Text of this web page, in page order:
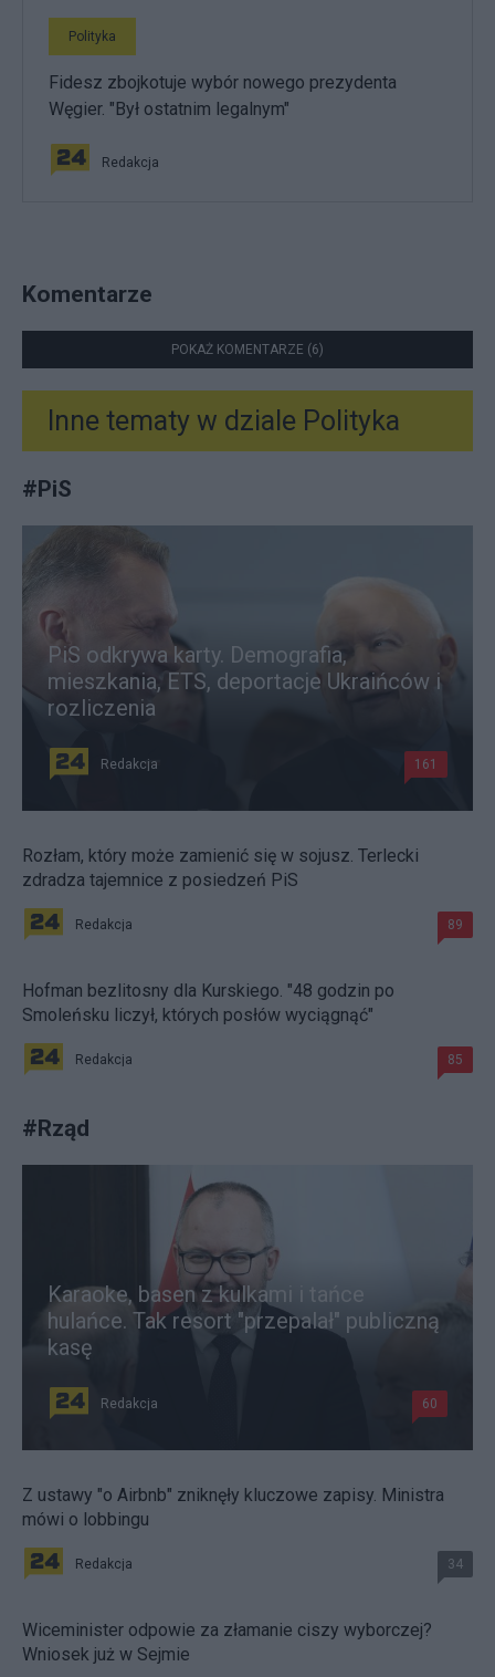
Polityka
Fidesz zbojkotuje wybór nowego prezydenta
Węgier. "Był ostatnim legalnym"
Redakcja
Komentarze
POKAŻ KOMENTARZE (6)
Inne tematy w dziale Polityka
#PiS
PiS odkrywa karty. Demografia,
mieszkania, ETS, deportacje Ukraińców i
rozliczenia
Redakcja 161
Rozłam, który może zamienić się w sojusz. Terlecki
zdradza tajemnice z posiedzeń PiS
Redakcja 89
Hofman bezlitosny dla Kurskiego. "48 godzin po
Smoleńsku liczył, których posłów wyciągnąć"
Redakcja 85
#Rząd
Karaoke, basen z kulkami i tańce
hulańce. Tak resort "przepalał" publiczną
kasę
Redakcja 60
Z ustawy "o Airbnb" zniknęły kluczowe zapisy. Ministra
mówi o lobbingu
Redakcja 34
Wiceminister odpowie za złamanie ciszy wyborczej?
Wniosek już w Sejmie